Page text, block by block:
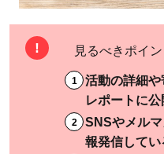
徴あり
2.子
ども
(開発
途上
国)
見るべきポイン
活動の詳細
レポートに
SNSやメル
報発信してい